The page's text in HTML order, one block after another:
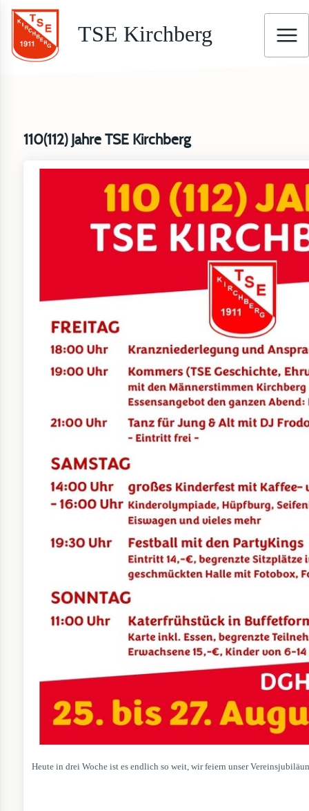
TSE Kirchberg
110(112) Jahre TSE Kirchberg
Heute in drei Woche ist es endlich so weit, wir feiern unser